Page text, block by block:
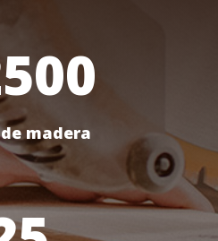
madera